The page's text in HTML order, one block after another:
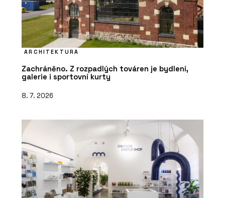
ARCHITEKTURA
Zachráněno. Z rozpadlých továren je bydlení,
galerie i sportovní kurty
8. 7. 2026